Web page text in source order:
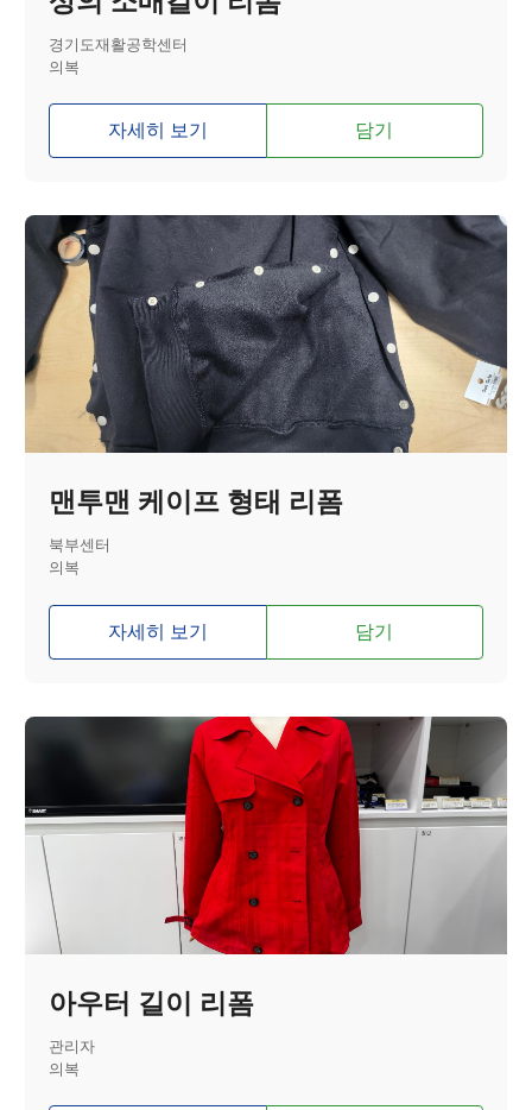
경기도재활공학센터
의복
자세히 보기 담기
맨투맨 케이프 형태 리폼
북부센터
의복
자세히 보기 담기
아우터 길이 리폼
관리자
의복